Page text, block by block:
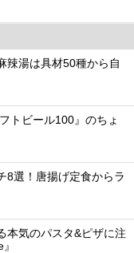
辣湯は具材50種から自
トビール100』のちょ
8選！唐揚げ定食からラ
本気のパスタ&ピザに注